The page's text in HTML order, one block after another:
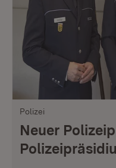
Polizei
Neuer